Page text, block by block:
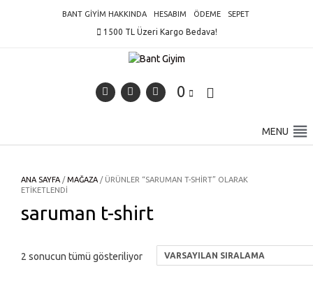
BANT GIYIM HAKKINDA HESABIM ÖDEME SEPET
1500 TL Üzeri Kargo Bedava!
0
MENU
ANA SAYFA /MAĞAZA / ÜRÜNLER “SARUMAN T-SHIRT” OLARAK
ETIKETLENDI
saruman t-shirt
2 sonucun tümü gösteriliyor